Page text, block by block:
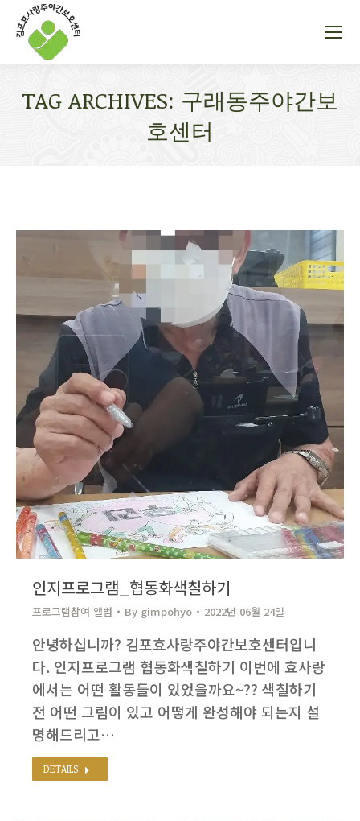
TAG ARCHIVES: 구래동주야간보
호센터
인지프로그램_협동화색칠하기
프로그램참여 앨범 By gimpohyo​ 2022년 06월 24일
안녕하십니까? 김포효사랑주야간보호센터입니
다. 인지프로그램 협동화색칠하기 이번에 효사랑
에서는 어떤 활동들이 있었을까요~?? 색칠하기
전 어떤 그림이 있고 어떻게 완성해야 되는지 설
명해드리고…
DETAILS